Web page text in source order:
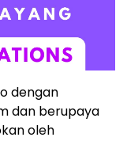
dengan
dan berupaya
oleh